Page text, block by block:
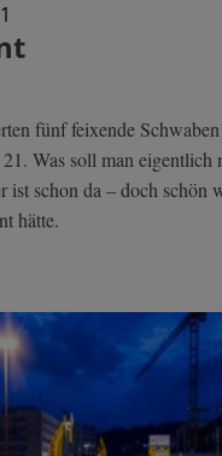
fünf feixende
Was soll man eigentlich
ist schon da – doch schön
hätte.